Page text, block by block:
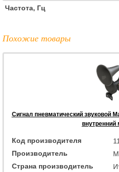
Частота, Гц
Похожие товары
Сигнал пневматический звуковой
внутренний
Код производителя
Производитель
Страна производитель